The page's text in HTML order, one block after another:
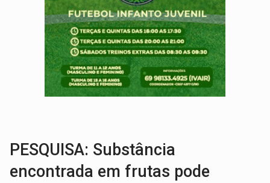
ENCONTRO:Amazônia Negra ganha projeção nacional com participação de
PREVISÃO:Porto Velho tem chances de chuvas isoladas nesta
SINDICATOS UNIDOS:Assembleia Geral delibera greve da educação
PROCESSO SELETIVO:Rondoniaovivo abre oficina de Comunicação com
PESQUISA: Substância
encontrada em frutas pode